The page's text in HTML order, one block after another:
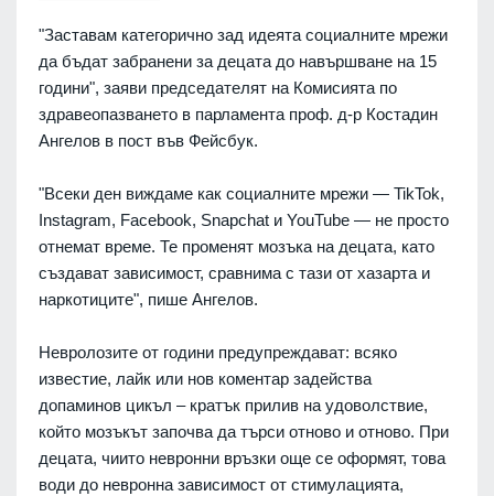
"Заставам категорично зад идеята социалните мрежи
да бъдат забранени за децата до навършване на 15
години", заяви председателят на Комисията по
здравеопазването в парламента проф. д-р Костадин
Ангелов в пост във Фейсбук.
"Всеки ден виждаме как социалните мрежи — TikTok,
Instagram, Facebook, Snapchat и YouTube — не просто
отнемат време. Те променят мозъка на децата, като
създават зависимост, сравнима с тази от хазарта и
наркотиците", пише Ангелов.
Невролозите от години предупреждават: всяко
известие, лайк или нов коментар задейства
допаминов цикъл – кратък прилив на удоволствие,
който мозъкът започва да търси отново и отново. При
децата, чиито невронни връзки още се оформят, това
води до невронна зависимост от стимулацията,